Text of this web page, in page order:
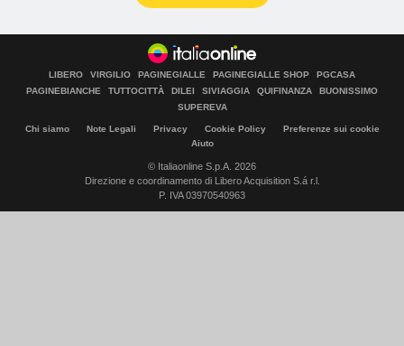
LIBERO VIRGILIO PAGINEGIALLE PAGINEGIALLE SHOP
PGCASA
PAGINEBIANCHE
TUTTOCITTÀ DILEI SIVIAGGIA QUIFINANZA
BUONISSIMO
SUPEREVA
Chi siamo Note Legali Privacy Cookie Policy
Preferenze sui cookie
Aiuto
© Italiaonline S.p.A. 2026
Direzione e coordinamento di Libero Acquisition S.á r.l.
P. IVA 03970540963